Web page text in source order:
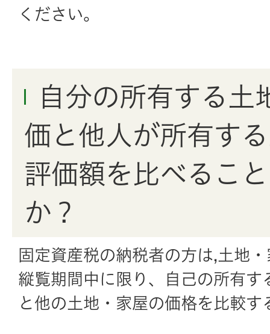
ください。
自分の所有する土
価と他人が所有す
評価額を比べるこ
か？
固定資産税の納税者の方は,土地
縦覧期間中に限り、自己の所有す
と他の土地・家屋の価格を比較す